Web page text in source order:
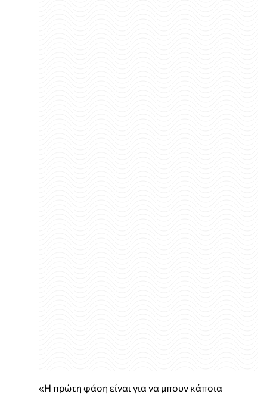
«Η πρώτη φάση είναι για να μπουν κάποια